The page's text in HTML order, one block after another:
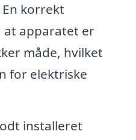
En korrekt
at apparatet er
måde, hvilket
for elektriske
installeret